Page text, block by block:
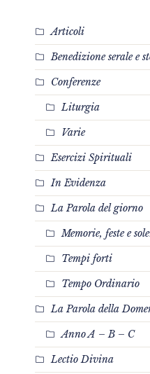
Articoli
Benedizione serale e
Conferenze
Liturgia
Varie
Esercizi Spirituali
In Evidenza
La Parola del giorno
Memorie, feste e
Tempi forti
Tempo Ordinario
La Parola della
Anno A – B – C
Lectio Divina